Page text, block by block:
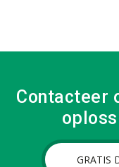
Contacteer
GRATIS